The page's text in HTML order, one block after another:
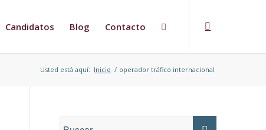
Candidatos Blog Contacto
Usted está aquí: Inicio / operador tráfico internacional